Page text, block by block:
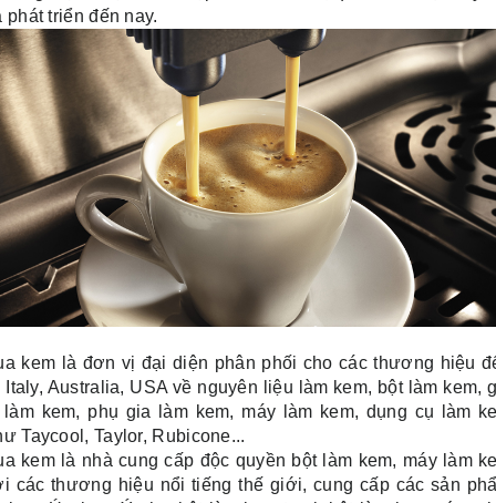
phát triển đến nay.
kem là đơn vị đại diện phân phối cho các thương hiệu
Italy, Australia, USA về nguyên liệu làm kem, bột làm kem,
kem, phụ gia làm kem, máy làm kem, dụng cụ làm
Taycool, Taylor, Rubicone...
kem là nhà cung cấp độc quyền bột làm kem, máy làm
các thương hiệu nổi tiếng thế giới, cung cấp các sản